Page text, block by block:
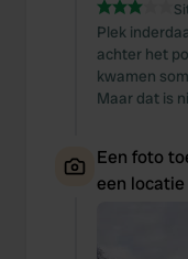
Plek
achter het
kwamen
Maar dat is
Een foto
een locatie